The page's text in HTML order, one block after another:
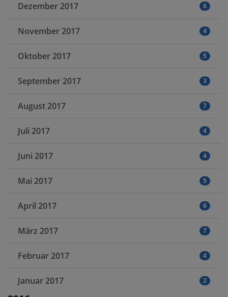
Dezember 2017 6
November 2017 4
Oktober 2017 5
September 2017 3
August 2017 7
Juli 2017 4
Juni 2017 4
Mai 2017 5
April 2017 6
März 2017 7
Februar 2017 4
Januar 2017 2